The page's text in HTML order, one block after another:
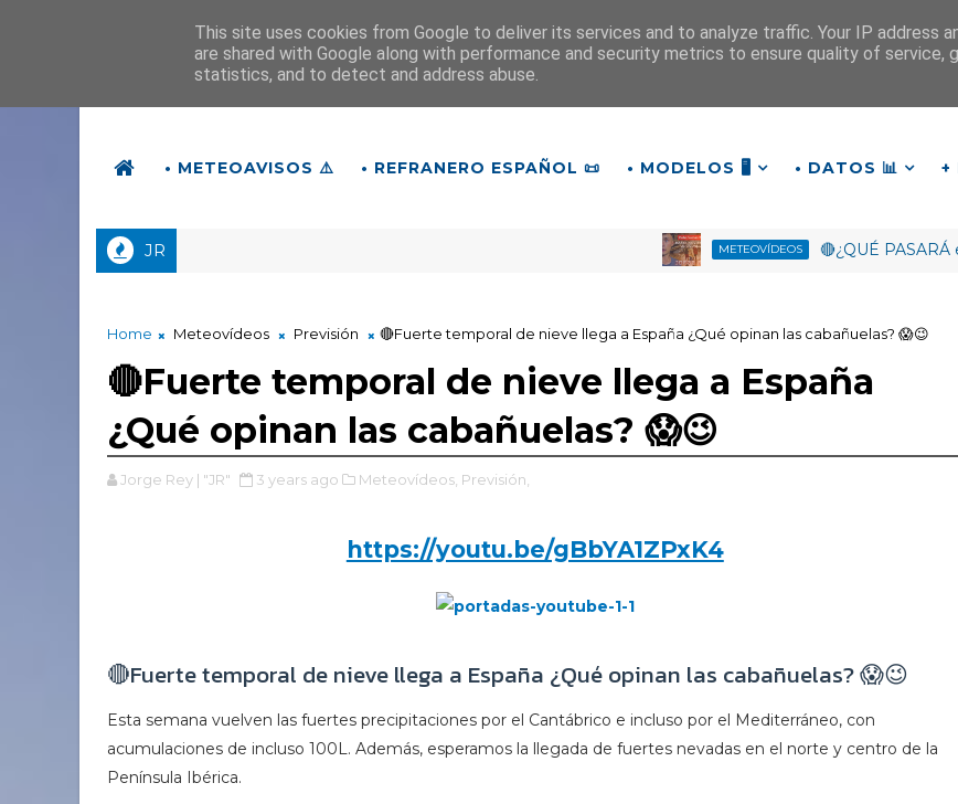
• METEOAVISOS ⚠️ • REFRANERO ESPAÑOL 📜 • MODELOS 🖥️ • DATOS 📊 +
JR METEOVÍDEOS 🔴¿QUÉ PASARÁ en
Home Meteovídeos Previsión 🔴Fuerte temporal de nieve llega a España ¿Qué opinan las cabañuelas? 😱😉
🔴Fuerte temporal de nieve llega a España
¿Qué opinan las cabañuelas? 😱😉
Jorge Rey | "JR" 3 years ago Meteovídeos, Previsión,
https://youtu.be/gBbYA1ZPxK4
🔴Fuerte temporal de nieve llega a España ¿Qué opinan las cabañuelas? 😱😉
Esta semana vuelven las fuertes precipitaciones por el Cantábrico e incluso por el Mediterráneo, con
acumulaciones de incluso 100L. Además, esperamos la llegada de fuertes nevadas en el norte y centro de la
Península Ibérica.
This site uses cookies from Google to deliver its services and to analyze traffic. Your IP address
are shared with Google along with performance and security metrics to ensure quality of service,
statistics, and to detect and address abuse.